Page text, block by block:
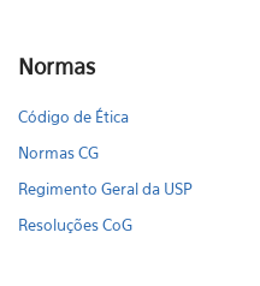
Normas
Código de Ética
Normas CG
Regimento Geral da USP
Resoluções CoG